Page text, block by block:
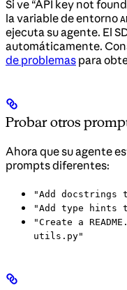
Si ve “API key not
la variable de entorno
ejecuta su agente. El
automáticamente.
de problemas para
Probar otros
Ahora que su agente
prompts diferentes:
"Add
"Add type
"Create a
utils.py"